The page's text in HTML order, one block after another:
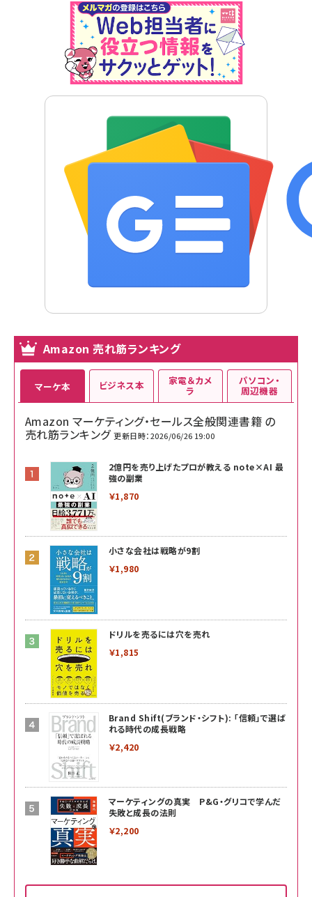
Amazon 売れ筋ランキング
マーケ本
Amazon マーケティング・セールス全般関連書籍 の
売れ筋ランキング 更新日時：2026/06/26 19:00
2億円を売り上げたプロが教える note×AI 最
強の副業
￥1,870
小さな会社は戦略が9割
￥1,980
ドリルを売るには穴を売れ
￥1,815
Brand Shift(ブランド・シフト): 「信頼」で選ば
れる時代の成長戦略
￥2,420
マーケティングの真実 P&G・グリコで学んだ
失敗と成長の法則
￥2,200
ビジネス本 家電＆カメ
ラ
パソコン・
周辺機器